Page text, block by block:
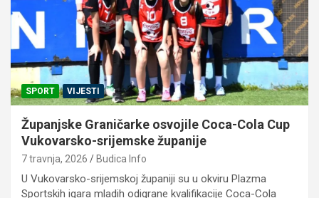
SPORT VIJESTI
Županjske Graničarke osvojile Coca-Cola Cup
Vukovarsko-srijemske županije
7 travnja, 2026 Budica Info
U Vukovarsko-srijemskoj županiji su u okviru Plazma
Sportskih igara mladih odigrane kvalifikacije Coca-Cola